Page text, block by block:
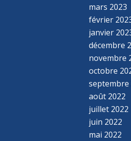
mars 2023
février
janvier
décembre
novembre
octobre
septembre
août 2022
juillet 2022
juin 2022
mai 2022